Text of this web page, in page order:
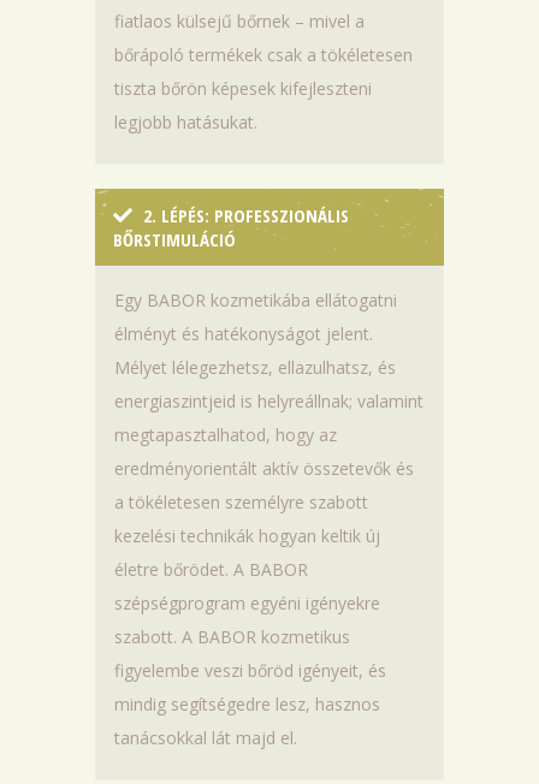
fiatlaos külsejű bőrnek – mivel a
bőrápoló termékek csak a tökéletesen
tiszta bőrön képesek kifejleszteni
legjobb hatásukat.
2. LÉPÉS: PROFESSZIONÁLIS
BŐRSTIMULÁCIÓ
Egy BABOR kozmetikába ellátogatni
élményt és hatékonyságot jelent.
Mélyet lélegezhetsz, ellazulhatsz, és
energiaszintjeid is helyreállnak; valamint
megtapasztalhatod, hogy az
eredményorientált aktív összetevők és
a tökéletesen személyre szabott
kezelési technikák hogyan keltik új
életre bőrödet. A BABOR
szépségprogram egyéni igényekre
szabott. A BABOR kozmetikus
figyelembe veszi bőröd igényeit, és
mindig segítségedre lesz, hasznos
tanácsokkal lát majd el.